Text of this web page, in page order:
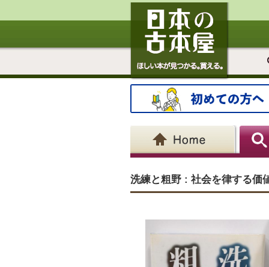
洗練と粗野 : 社会を律する価